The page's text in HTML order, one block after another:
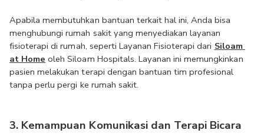
Apabila membutuhkan bantuan terkait hal ini, Anda bisa
menghubungi rumah sakit yang menyediakan layanan
fisioterapi di rumah, seperti Layanan Fisioterapi dari Siloam
at Home oleh Siloam Hospitals. Layanan ini memungkinkan
pasien melakukan terapi dengan bantuan tim profesional
tanpa perlu pergi ke rumah sakit.
3. Kemampuan Komunikasi dan Terapi Bicara